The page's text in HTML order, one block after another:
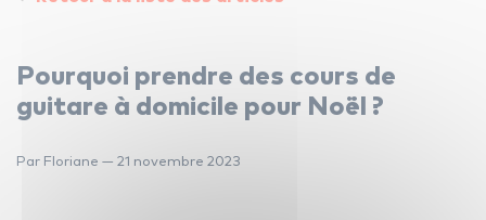
Pourquoi prendre des cours de
guitare à domicile pour Noël ?
Par Floriane — 21 novembre 2023